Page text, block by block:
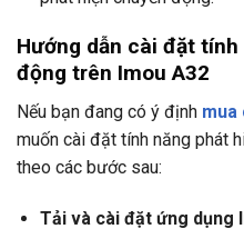
Hướng dẫn cài đặt
động trên Imou A32
Nếu bạn đang có ý định mua
muốn cài đặt tính năng phát
theo các bước sau:
Tải và cài đặt ứng dụng